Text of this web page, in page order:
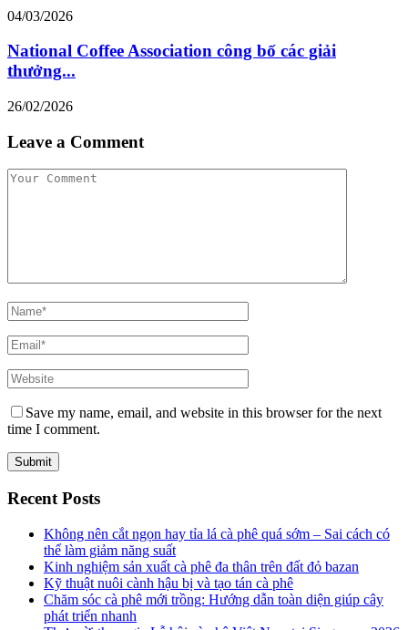
04/03/2026
National Coffee Association công bố các giải
thưởng...
26/02/2026
Leave a Comment
Save my name, email, and website in this browser for the next
time I comment.
Recent Posts
Không nên cắt ngọn hay tỉa lá cà phê quá sớm – Sai cách có
thể làm giảm năng suất
Kinh nghiệm sản xuất cà phê đa thân trên đất đỏ bazan
Kỹ thuật nuôi cành hậu bị và tạo tán cà phê
Chăm sóc cà phê mới trồng: Hướng dẫn toàn diện giúp cây
phát triển nhanh